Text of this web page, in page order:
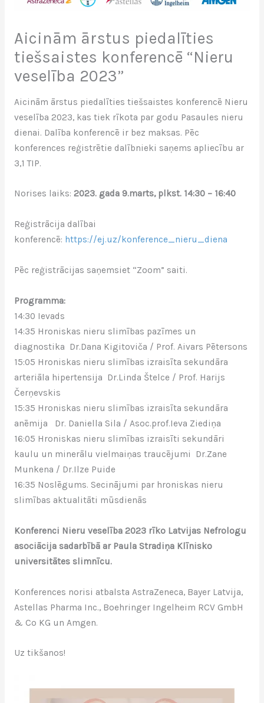
Aicinām ārstus piedalīties
tiešsaistes konferencē “Nieru
veselība 2023”
Aicinām ārstus piedalīties tiešsaistes konferencē Nieru
veselība 2023, kas tiek rīkota par godu Pasaules nieru
dienai. Dalība konferencē ir bez maksas. Pēc
konferences reģistrētie dalībnieki saņems apliecību ar
3,1 TIP.
Norises laiks: 2023. gada 9.marts, plkst. 14:30 – 16:40
Reģistrācija dalībai
konferencē: https://ej.uz/konference_nieru_diena
Pēc reģistrācijas saņemsiet “Zoom” saiti.
Programma:
14:30 Ievads
14:35 Hroniskas nieru slimības pazīmes un
diagnostika Dr.Dana Kigitoviča / Prof. Aivars Pētersons
15:05 Hroniskas nieru slimības izraisīta sekundāra
arteriāla hipertensija Dr.Linda Štelce / Prof. Harijs
Čerņevskis
15:35 Hroniskas nieru slimības izraisīta sekundāra
anēmija Dr. Daniella Sila / Asoc.prof.Ieva Ziediņa
16:05 Hroniskas nieru slimības izraisīti sekundāri
kaulu un minerālu vielmaiņas traucējumi Dr.Zane
Munkena / Dr.Ilze Puide
16:35 Noslēgums. Secinājumi par hroniskas nieru
slimības aktualitāti mūsdienās
Konferenci Nieru veselība 2023 rīko Latvijas Nefrologu
asociācija sadarbībā ar Paula Stradiņa Klīnisko
universitātes slimnīcu.
Konferences norisi atbalsta AstraZeneca, Bayer Latvija,
Astellas Pharma Inc., Boehringer Ingelheim RCV GmbH
& Co KG un Amgen.
Uz tikšanos!